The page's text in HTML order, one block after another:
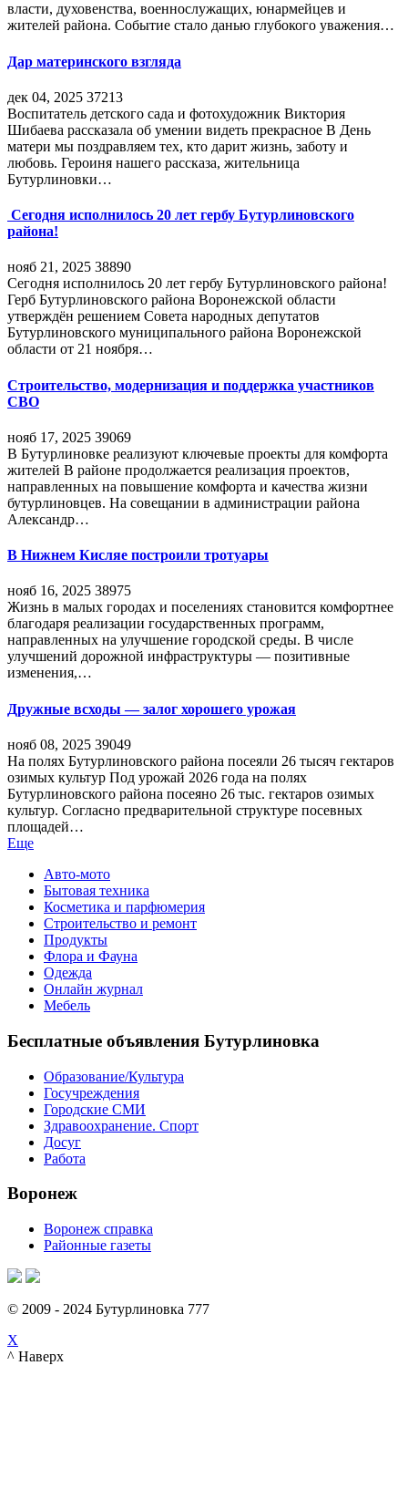
власти, духовенства, военнослужащих, юнармейцев и
жителей района. Событие стало данью глубокого уважения…
Дар материнского взгляда
дек 04, 2025 37213
Воспитатель детского сада и фотохудожник Виктория
Шибаева рассказала об умении видеть прекрасное В День
матери мы поздравляем тех, кто дарит жизнь, заботу и
любовь. Героиня нашего рассказа, жительница
Бутурлиновки…
Сегодня исполнилось 20 лет гербу Бутурлиновского
района!
нояб 21, 2025 38890
Сегодня исполнилось 20 лет гербу Бутурлиновского района!
Герб Бутурлиновского района Воронежской области
утверждён решением Совета народных депутатов
Бутурлиновского муниципального района Воронежской
области от 21 ноября…
Строительство, модернизация и поддержка участников
СВО
нояб 17, 2025 39069
В Бутурлиновке реализуют ключевые проекты для комфорта
жителей В районе продолжается реализация проектов,
направленных на повышение комфорта и качества жизни
бутурлиновцев. На совещании в администрации района
Александр…
В Нижнем Кисляе построили тротуары
нояб 16, 2025 38975
Жизнь в малых городах и поселениях становится комфортнее
благодаря реализации государственных программ,
направленных на улучшение городской среды. В числе
улучшений дорожной инфраструктуры — позитивные
изменения,…
Дружные всходы — залог хорошего урожая
нояб 08, 2025 39049
На полях Бутурлиновского района посеяли 26 тысяч гектаров
озимых культур Под урожай 2026 года на полях
Бутурлиновского района посеяно 26 тыс. гектаров озимых
культур. Согласно предварительной структуре посевных
площадей…
Еще
Авто-мото
Бытовая техника
Косметика и парфюмерия
Строительство и ремонт
Продукты
Флора и Фауна
Одежда
Онлайн журнал
Мебель
Бесплатные объявления Бутурлиновка
Образование/Культура
Госучреждения
Городские СМИ
Здравоохранение. Спорт
Досуг
Работа
Воронеж
Воронеж справка
Районные газеты
© 2009 - 2024 Бутурлиновка 777
X
^ Наверх